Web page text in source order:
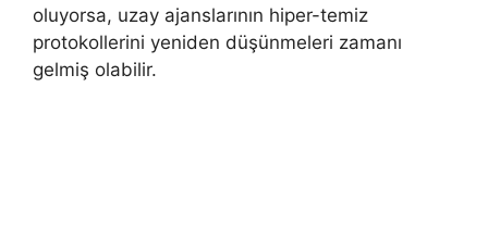
oluyorsa, uzay ajanslarının hiper-temiz
protokollerini yeniden düşünmeleri zamanı
gelmiş olabilir.